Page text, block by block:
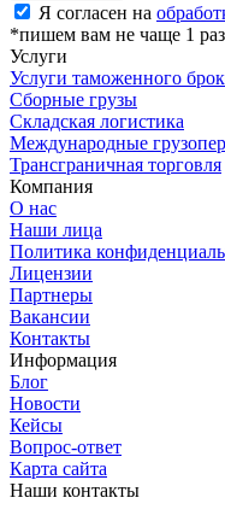
Я согласен на
*пишем вам не чаще 1
Услуги
Услуги таможенного
Сборные грузы
Складская логистика
Международные
Трансграничная торговля
Компания
О нас
Наши лица
Политика
Лицензии
Партнеры
Вакансии
Контакты
Информация
Блог
Новости
Кейсы
Вопрос-ответ
Карта сайта
Наши контакты